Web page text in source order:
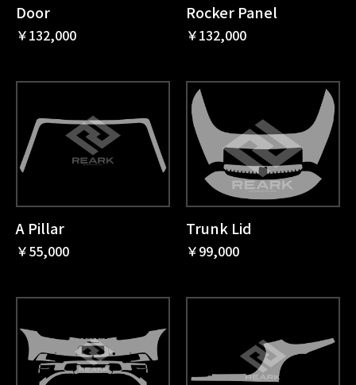
Door
￥132,000
Rocker Panel
￥132,000
A Pillar
￥55,000
Trunk Lid
￥99,000